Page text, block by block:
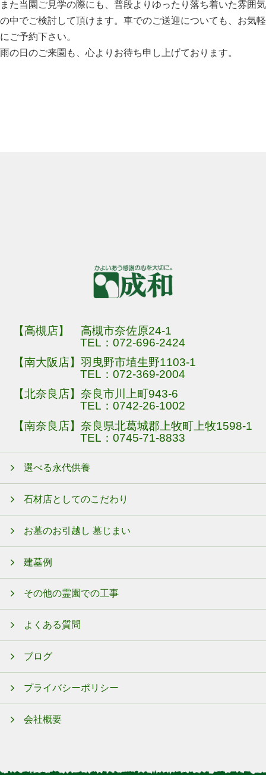
また当園ご見学の際にも、普段よりゆったり落ち着いた雰囲気
の中でご検討して頂けます。車でのご送迎についても、お気軽
にご予約下さい。
雨の日のご来園も、心よりお待ち申し上げております。
【高槻店】 高槻市奈佐原24-1
TEL：072-696-2424
【南大阪店】羽曳野市埴生野1103-1
TEL：072-369-2004
【北奈良店】奈良市川上町943-6
TEL：0742-26-1002
【南奈良店】奈良県北葛城郡上牧町上牧1598-1
TEL：0745-71-8833
選べる永代供養
石材店としてのこだわり
お墓のお引越し 墓じまい
建墓例
その他の霊園での工事
よくある質問
ブログ
プライバシーポリシー
会社概要